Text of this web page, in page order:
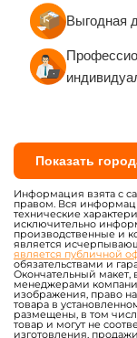
Выгодная
Показать
Информация взята с
правом. Вся
технические
исключительно
производственные и
является
является публичной
обязательствами и
Окончательный макет,
менеджерами
изображения, право
товара в
размещены, в том
товар и могут не
изготовления,